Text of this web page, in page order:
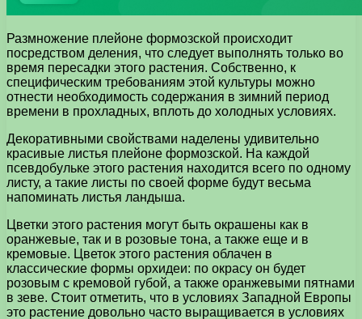
Размножение плейоне формозской происходит
посредством деления, что следует выполнять только во
время пересадки этого растения. Собственно, к
специфическим требованиям этой культуры можно
отнести необходимость содержания в зимний период
времени в прохладных, вплоть до холодных условиях.
Декоративными свойствами наделены удивительно
красивые листья плейоне формозской. На каждой
псевдобульке этого растения находится всего по одному
листу, а такие листы по своей форме будут весьма
напоминать листья ландыша.
Цветки этого растения могут быть окрашены как в
оранжевые, так и в розовые тона, а также еще и в
кремовые. Цветок этого растения облачен в
классические формы орхидеи: по окрасу он будет
розовым с кремовой губой, а также оранжевыми пятнами
в зеве. Стоит отметить, что в условиях Западной Европы
это растение довольно часто выращивается в условиях